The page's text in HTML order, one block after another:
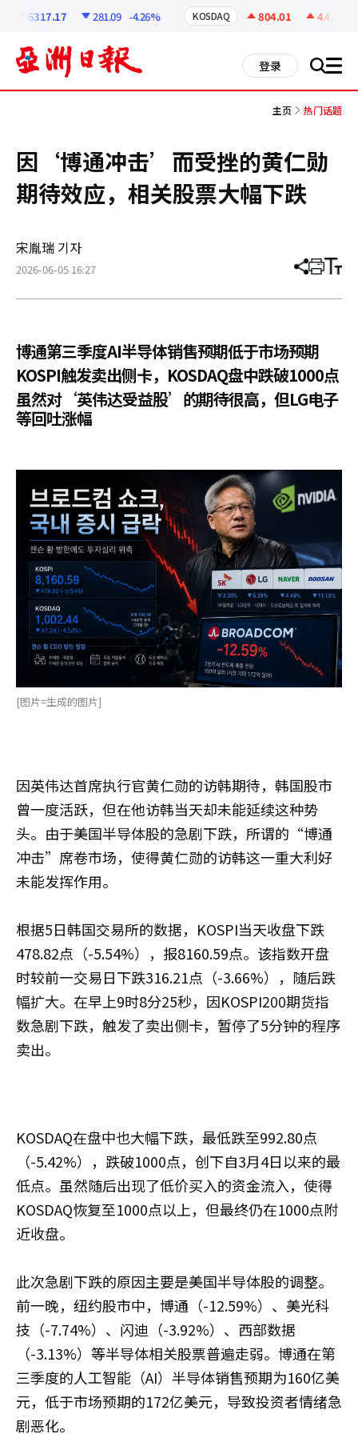
6317.17 281.09 -4.26% KOSDAQ 804.01 4.42
登录 搜 all
主页 热门话题
因‘博通冲击’而受挫的黄仁勋
期待效应，相关股票大幅下跌
宋胤瑞 기자
2026-06-05 16:27 分
章
打 调
小
博通第三季度AI半导体销售预期低于市场预期
KOSPI触发卖出侧卡，KOSDAQ盘中跌破1000点
虽然对‘英伟达受益股’的期待很高，但LG电子
等回吐涨幅
[图片=生成的图片]
因英伟达首席执行官黄仁勋的访韩期待，韩国股市
曾一度活跃，但在他访韩当天却未能延续这种势
头。由于美国半导体股的急剧下跌，所谓的“博通
冲击”席卷市场，使得黄仁勋的访韩这一重大利好
未能发挥作用。
根据5日韩国交易所的数据，KOSPI当天收盘下跌
478.82点（-5.54%），报8160.59点。该指数开盘
时较前一交易日下跌316.21点（-3.66%），随后跌
幅扩大。在早上9时8分25秒，因KOSPI200期货指
数急剧下跌，触发了卖出侧卡，暂停了5分钟的程序
卖出。
KOSDAQ在盘中也大幅下跌，最低跌至992.80点
（-5.42%），跌破1000点，创下自3月4日以来的最
低点。虽然随后出现了低价买入的资金流入，使得
KOSDAQ恢复至1000点以上，但最终仍在1000点附
近收盘。
此次急剧下跌的原因主要是美国半导体股的调整。
前一晚，纽约股市中，博通（-12.59%）、美光科
技（-7.74%）、闪迪（-3.92%）、西部数据
（-3.13%）等半导体相关股票普遍走弱。博通在第
三季度的人工智能（AI）半导体销售预期为160亿美
元，低于市场预期的172亿美元，导致投资者情绪急
剧恶化。